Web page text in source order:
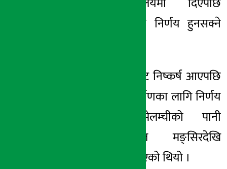
निष्कर्षका आधारमा निर्णय हुनसक्ने
उनले भने, ‘एडिबीबाट निष्कर्ष आएपछि
नै सरकारले पुनःनिर्माणका लागि निर्णय
गर्नसक्छ ।’ मेलम्चीको पानी
काठमाडौंमा गत मङ्सिरदेखि
पुनःवितरण सुरु गरिएको थियो ।